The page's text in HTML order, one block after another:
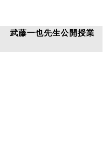
藤一也先生公開授業